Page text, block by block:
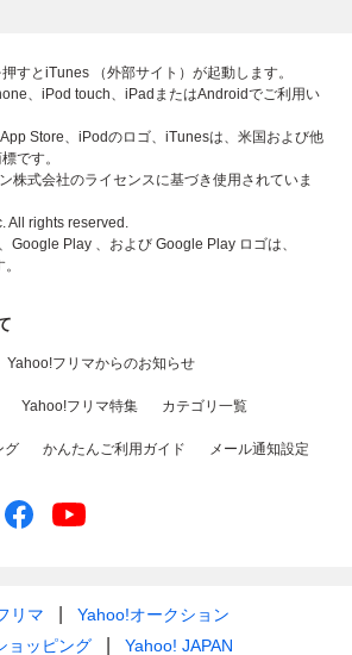
すとiTunes （外部サイト）が起動します。
、iPod touch、iPadまたはAndroidでご利用い
Store、iPodのロゴ、iTunesは、米国および他
です。
株式会社のライセンスに基づき使用されていま
All rights reserved.
Google Play 、および Google Play ロゴは、
Yahoo!フリマからのお知らせ
Yahoo!フリマ特集 カテゴリ一覧
グ かんたんご利用ガイド メール通知設定
リマ
Yahoo!オークション
ョッピング
Yahoo! JAPAN